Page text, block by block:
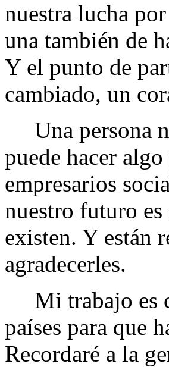
nuestra lucha
una también de
Y el punto de
cambiado, un
Una persona
puede hacer
empresarios
nuestro futuro es
existen. Y están
agradecerles.
Mi trabajo es
países para que
Recordaré a la